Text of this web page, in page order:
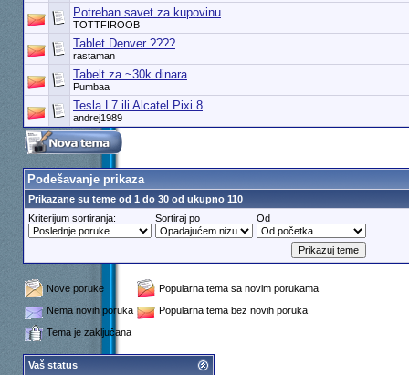
Potreban savet za kupovinu
TOTTFIROOB
Tablet Denver ????
rastaman
Tabelt za ~30k dinara
Pumbaa
Tesla L7 ili Alcatel Pixi 8
andrej1989
Podešavanje prikaza
Prikazane su teme od 1 do 30 od ukupno 110
Kriterijum sortiranja:
Sortiraj po Od
Nove poruke
Popularna tema sa novim porukama
Nema novih poruka
Popularna tema bez novih poruka
Tema je zaključana
Vaš status